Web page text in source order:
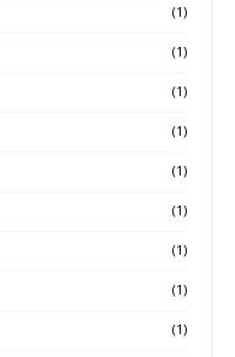
(1)
(1)
(1)
(1)
(1)
(1)
(1)
(1)
(1)